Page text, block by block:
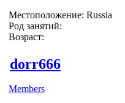
Местоположение: Russia
Род занятий:
Возраст:
dorr666
Members